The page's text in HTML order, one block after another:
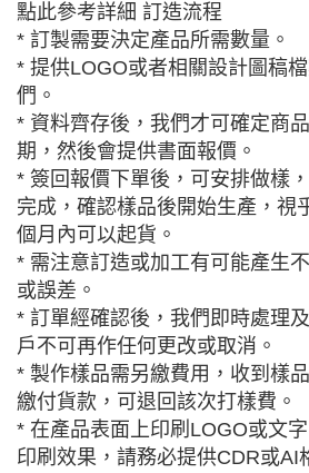
點此參考詳細 訂造流程
* 訂製需要決定產品所需數量。
* 提供LOGO或者相關設計圖稿
們。
* 資料齊存後，我們才可確定商
期，然後會提供書面報價。
* 簽回報價下單後，可安排做樣
完成，確認樣品後開始生產，視
個月內可以起貨。
* 需注意訂造或加工有可能產生
或誤差。
* 訂單經確認後，我們即時處理
戶不可再作任何更改或取消。
* 製作樣品需另繳費用，收到樣
繳付貨款，可退回該次打樣費。
* 在產品表面上印刷LOGO或文
印刷效果，請務必提供CDR或AI